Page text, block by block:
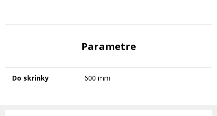
Parametre
Do skrinky 600 mm